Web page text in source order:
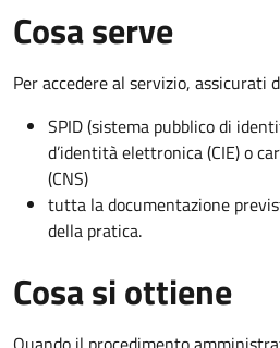
Cosa serve
Per accedere al servizio, assicurati
SPID (sistema pubblico di
d’identità elettronica (CIE) o
(CNS)
tutta la documentazione
della pratica.
Cosa si ottiene